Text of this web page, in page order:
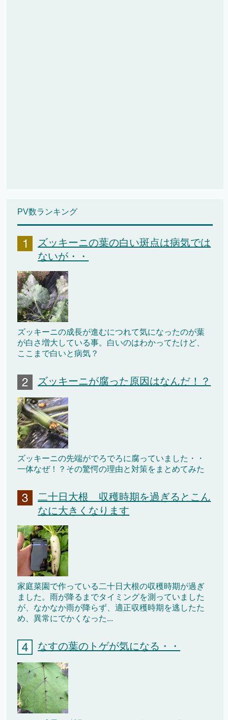
PV数ランキング
ズッキーニの葉の白い斑点は病気では
ないが・・
ズッキーニの成長が進むにつれて気になったのが葉
が白さ増大している事。白いのはわかってたけど、
ここまで白いと病気？
ズッキーニが腐った原因はなんだ！？
ズッキーニの先端がでろでろに腐っていました・・
一体なぜ！？その驚愕の理由と対策をまとめてみた
二十日大根 収穫時期を過ぎるとこん
なに大きくなります
家庭菜園で作っている二十日大根の収穫時期が過ぎ
ました。雨が降るまでタイミングを測っていました
が、なかなか雨が降らず、適正収穫時期を逃したた
め、異常にでかくなった...
なすの葉のトゲが気になる・・